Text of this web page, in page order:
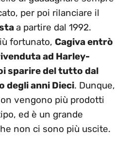
per poi rilanciare il
a partire dal 1992.
fortunato, Cagiva entrò
ad Harley-
sparire del tutto dal
degli anni Dieci. Dunque,
vengono più prodotti
ed è un grande
non ci sono più uscite.